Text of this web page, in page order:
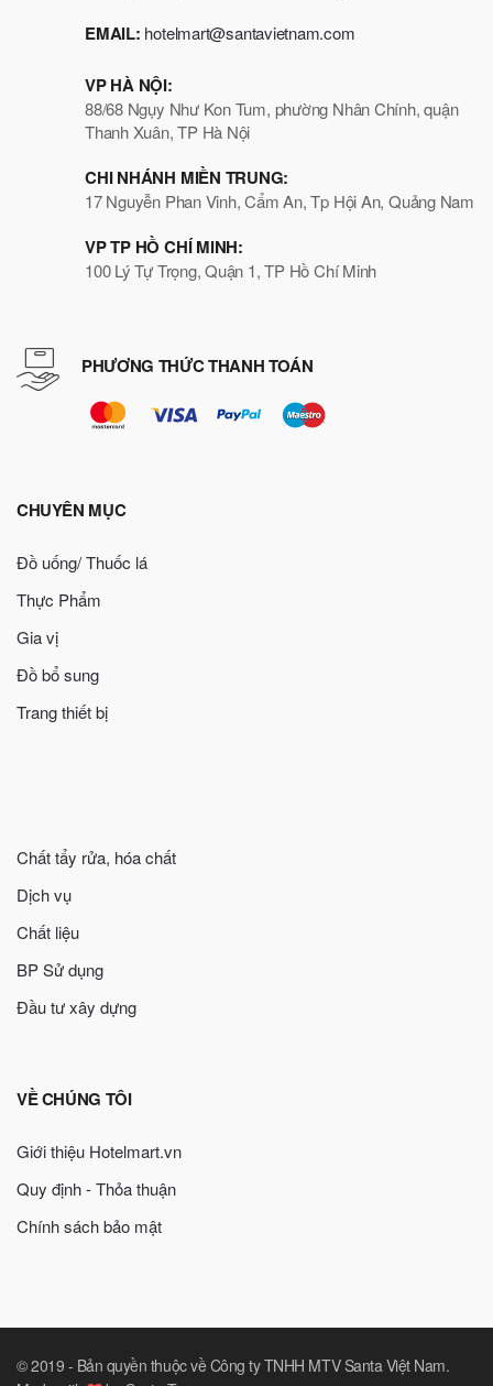
EMAIL: hotelmart@santavietnam.com
VP HÀ NỘI:
88/68 Ngụy Như Kon Tum, phường Nhân Chính, quận
Thanh Xuân, TP Hà Nội
CHI NHÁNH MIỀN TRUNG:
17 Nguyễn Phan Vinh, Cẩm An, Tp Hội An, Quảng Nam
VP TP HỒ CHÍ MINH:
100 Lý Tự Trọng, Quận 1, TP Hồ Chí Minh
PHƯƠNG THỨC THANH TOÁN
CHUYÊN MỤC
Đồ uống/ Thuốc lá
Thực Phẩm
Gia vị
Đồ bổ sung
Trang thiết bị
Chất tẩy rửa, hóa chất
Dịch vụ
Chất liệu
BP Sử dụng
Đầu tư xây dựng
VỀ CHÚNG TÔI
Giới thiệu Hotelmart.vn
Quy định - Thỏa thuận
Chính sách bảo mật
© 2019 - Bản quyền thuộc về Công ty TNHH MTV Santa Việt Nam.